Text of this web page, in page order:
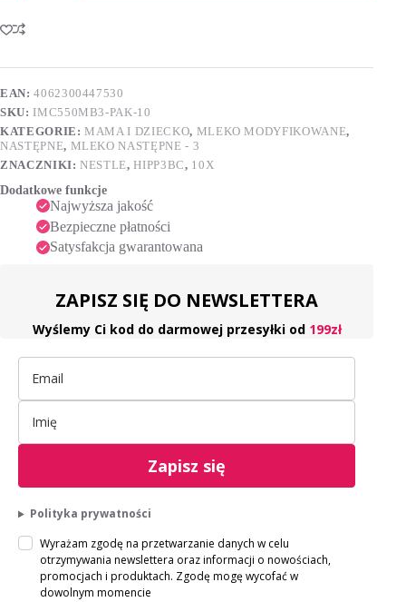
3
Produkt
bazie
dla
małych
dzieci
po
1.
10x550g
t
r
a
t
i
v
e
EAN:4062300447530
SKU: IMC550MB3-PAK-10
KATEGORIE:MAMA I DZIECKO, MLEKO MODYFIKOWANE,
NASTĘPNE, MLEKO NASTĘPNE - 3
ZNACZNIKI:NESTLE,HIPP3BC, 10X
Dodatkowe funkcje
Najwyższa jakość
Bezpieczne płatności
Satysfakcja gwarantowana
ZAPISZ SIĘ DO NEWSLETTERA
Wyślemy Ci kod do darmowej przesyłki od 199zł
Zapisz się
Polityka prywatności
Wyrażam zgodę na przetwarzanie danych w celu
otrzymywania newslettera oraz informacji o nowościach,
promocjach i produktach. Zgodę mogę wycofać w
dowolnym momencie